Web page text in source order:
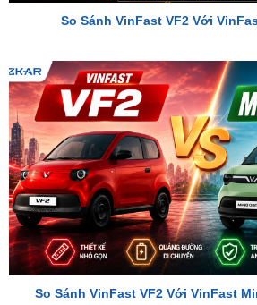
So Sánh VinFast VF2 Với VinFast